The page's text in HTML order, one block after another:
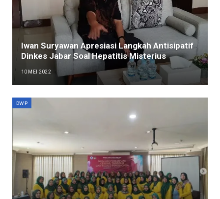
Iwan Suryawan Apresiasi Langkah Antisipatif
Dinkes Jabar Soal Hepatitis Misterius
10 MEI 2022
DWP